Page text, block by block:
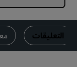
التعليقات